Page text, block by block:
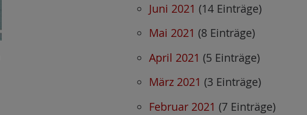
Juni 2021 (14 Einträge)
Mai 2021 (8 Einträge)
April 2021 (5 Einträge)
März 2021 (3 Einträge)
Februar 2021 (7 Einträge)